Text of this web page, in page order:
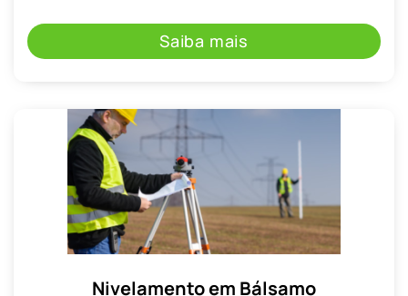
Saiba mais
Nivelamento em Bálsamo